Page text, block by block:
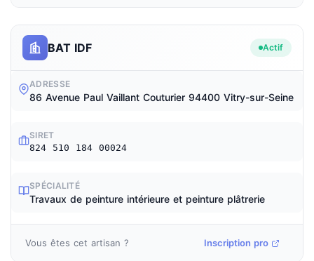
BAT IDF Actif
ADRESSE
86 Avenue Paul Vaillant Couturier 94400 Vitry-sur-Seine
SIRET
824 510 184 00024
SPÉCIALITÉ
Travaux de peinture intérieure et peinture plâtrerie
Vous êtes cet artisan ? Inscription pro